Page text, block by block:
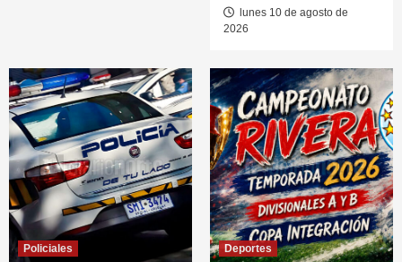
lunes 10 de agosto de
2026
Policiales Deportes